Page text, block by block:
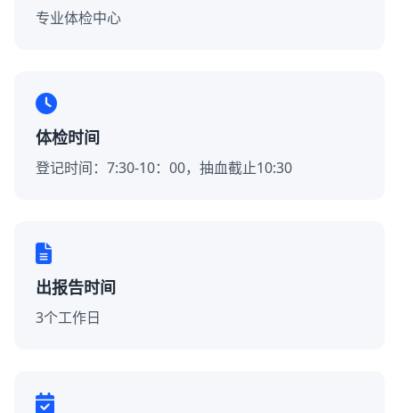
专业体检中心
体检时间
登记时间：7:30-10：00，抽血截止10:30
出报告时间
3个工作日